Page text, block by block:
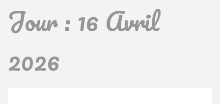
Jour : 16 Avril
2026